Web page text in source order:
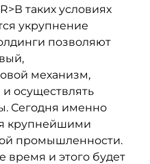
таких условиях
укрупнение
позволяют
механизм,
осуществлять
Сегодня именно
крупнейшими
промышленности.
время и этого будет